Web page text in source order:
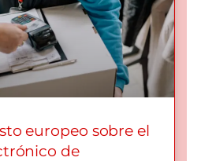
europeo sobre el
de